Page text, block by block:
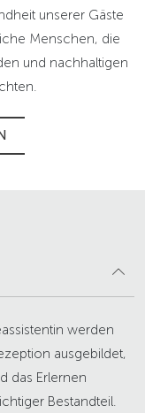
unserer Gäste
Menschen, die
und nachhaltigen
werden
ausgebildet,
das Erlernen
Bestandteil.